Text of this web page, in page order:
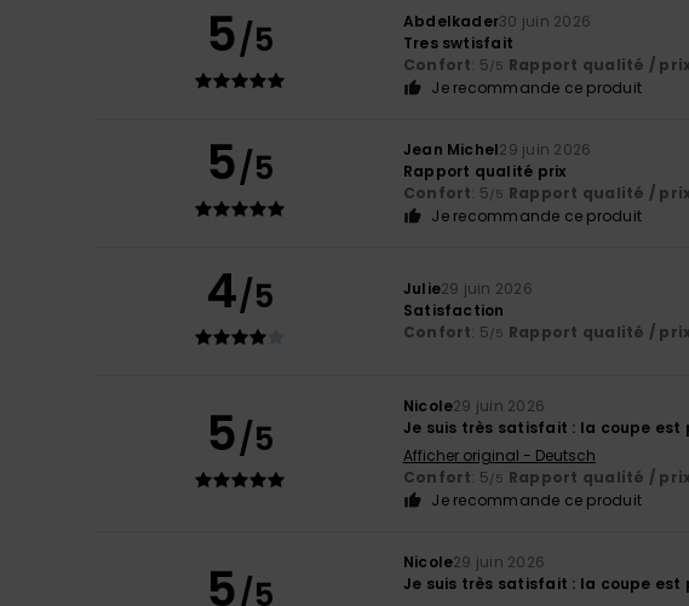
5/5 Abdelkader30 juin 2026
Tres swtisfait
Confort: 5/5 Rapport qualité /
Je recommande ce produit
5/5 Jean Michel29 juin 2026
Rapport qualité prix
Confort: 5/5 Rapport qualité /
Je recommande ce produit
4/5 Julie29 juin 2026
Satisfaction
Confort: 5/5 Rapport qualité /
5/5
Nicole29 juin 2026
Je suis très satisfait : la coupe
Afficher original - Deutsch
Confort: 5/5 Rapport qualité /
Je recommande ce produit
5/5
Nicole29 juin 2026
Je suis très satisfait : la coupe